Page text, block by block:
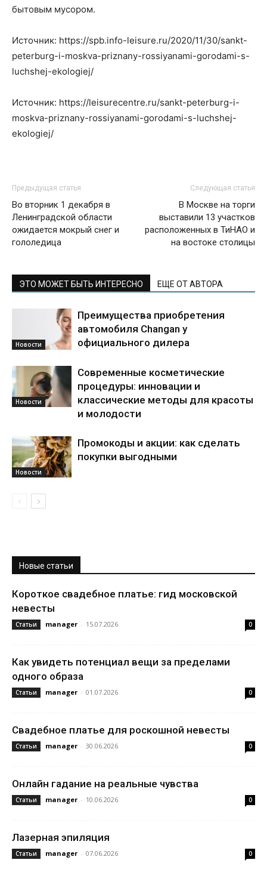
бытовым мусором.
Источник: https://spb.info-leisure.ru/2020/11/30/sankt-
peterburg-i-moskva-priznany-rossiyanami-gorodami-s-
luchshej-ekologiej/
Источник: https://leisurecentre.ru/sankt-peterburg-i-
moskva-priznany-rossiyanami-gorodami-s-luchshej-
ekologiej/
Предыдущая статья
Во вторник 1 декабря в
Ленинградской области
ожидается мокрый снег и
гололедица
Следующая статья
В Москве на торги
выставили 13 участков
расположенных в ТиНАО и
на востоке столицы
ЭТО МОЖЕТ БЫТЬ ИНТЕРЕСНО ЕЩЕ ОТ АВТОРА
Новости
Преимущества приобретения
автомобиля Changan у
официального дилера
Новости
Современные косметические
процедуры: инновации и
классические методы для красоты
и молодости
Новости
Промокоды и акции: как сделать
покупки выгодными
Новые статьи
Короткое свадебное платье: гид московской
невесты
Статьи manager - 15.07.2026 0
Как увидеть потенциал вещи за пределами
одного образа
Статьи manager - 01.07.2026 0
Свадебное платье для роскошной невесты
Статьи manager - 30.06.2026 0
Онлайн гадание на реальные чувства
Статьи manager - 10.06.2026 0
Лазерная эпиляция
Статьи manager - 07.06.2026 0